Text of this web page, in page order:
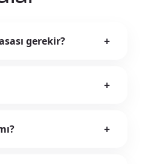
gerekir? +
+
+